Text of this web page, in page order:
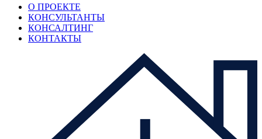
О ПРОЕКТЕ
КОНСУЛЬТАНТЫ
КОНСАЛТИНГ
КОНТАКТЫ